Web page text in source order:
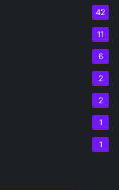
42
11
6
2
2
1
1